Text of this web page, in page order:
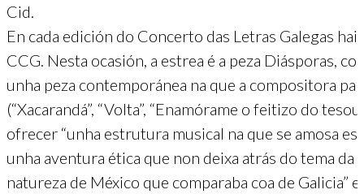
Cid.
En cada edición do Concerto das Letras Galegas
CCG. Nesta ocasión, a estrea é a peza Diásporas,
unha peza contemporánea na que a compositora
(“Xacarandá”, “Volta”, “Enamórame o feitizo do
ofrecer “unha estrutura musical na que se amosa
unha aventura ética que non deixa atrás do tema da
natureza de México que comparaba coa de Galicia”